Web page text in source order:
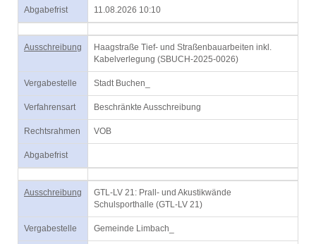
Abgabefrist 11.08.2026 10:10
Ausschreibung
Haagstraße Tief- und Straßenbauarbeiten inkl.
Kabelverlegung (SBUCH-2025-0026)
Vergabestelle Stadt Buchen_
Verfahrensart Beschränkte Ausschreibung
Rechtsrahmen VOB
Abgabefrist
Ausschreibung
GTL-LV 21: Prall- und Akustikwände
Schulsporthalle (GTL-LV 21)
Vergabestelle Gemeinde Limbach_